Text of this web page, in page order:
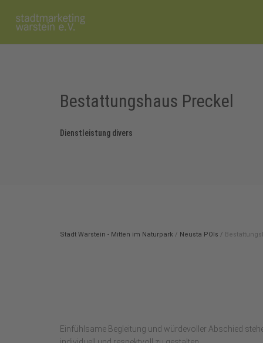
Bestattungshaus Preckel
Dienstleistung divers
Stadt Warstein - Mitten im Naturpark / Neusta POIs /
Einfühlsame Begleitung und würdevoller Abschied